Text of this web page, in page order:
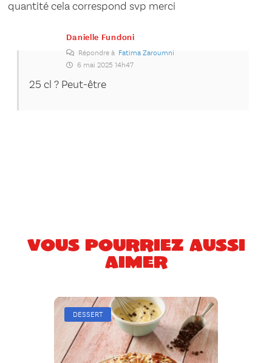
quantité cela correspond svp merci
Danielle Fundoni
Répondre à Fatima Zaroumni
6 mai 2025 14h47
25 cl ? Peut-être
Vous pourriez aussi
aimer
DESSERT